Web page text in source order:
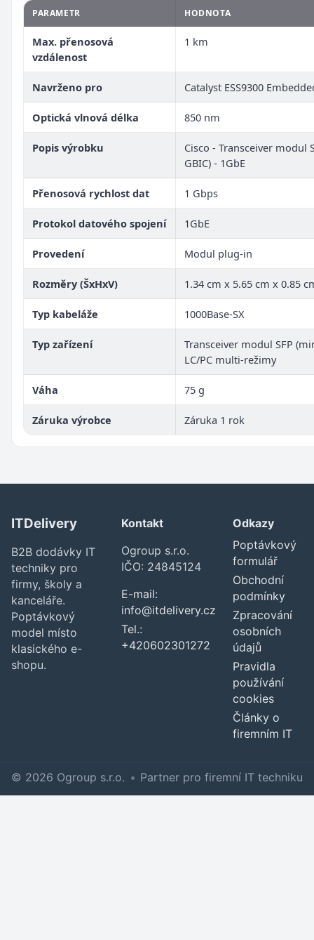
PARAMETR HODNOTA
Max. přenosová
vzdálenost
1 km
Navrženo pro Catalyst ESS9300
Optická vlnová délka 850 nm
Popis výrobku
Cisco - Transceiver modul
GBIC) - 1GbE
Přenosová rychlost dat 1 Gbps
Protokol datového spojení 1GbE
Provedení Modul plug-in
Rozměry (ŠxHxV) 1.34 cm x 5.65 cm x 0.85
Typ kabeláže 1000Base-SX
Typ zařízení
Transceiver modul SFP
LC/PC multi-režimy
Váha 75 g
Záruka výrobce Záruka 1 rok
ITDelivery
B2B dodávky IT
techniky pro
firmy, školy a
kanceláře.
Poptávkový
model místo
klasického e-
shopu.
Kontakt
Ogroup s.r.o.
IČO: 24845124
E-mail:
info@itdelivery.cz
Tel.:
+420602301272
Odkazy
Poptávkový
formulář
Obchodní
podmínky
Zpracování
osobních
údajů
Pravidla
používání
cookies
Články o
firemním IT
© 2026 Ogroup s.r.o. • Partner pro firemní IT techniku